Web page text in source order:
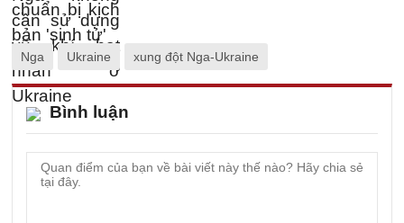
Nga Ukraine xung đột Nga-Ukraine
Bình luận